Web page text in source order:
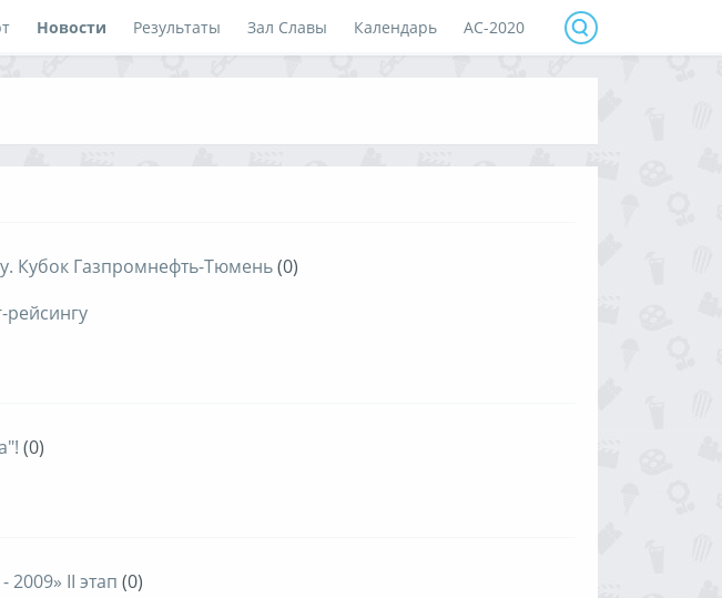
Новости Результаты Зал Славы Календарь АС-2020
Кубок Газпромнефть-Тюмень(0)
рейсингу
(0)
II этап (0)